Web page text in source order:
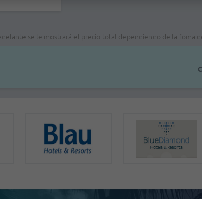
se le mostrará el precio total dependiendo de la foma